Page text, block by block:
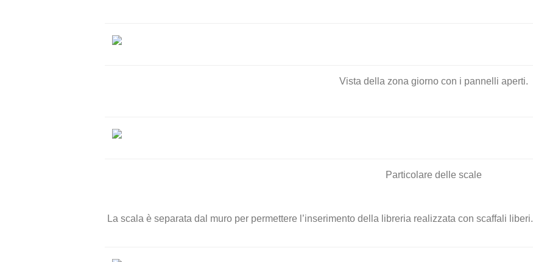
Vista della zona giorno con i pannelli aperti.
Particolare delle scale
La scala è separata dal muro per permettere l’inserimento della libreria realizzata con scaffali liberi.